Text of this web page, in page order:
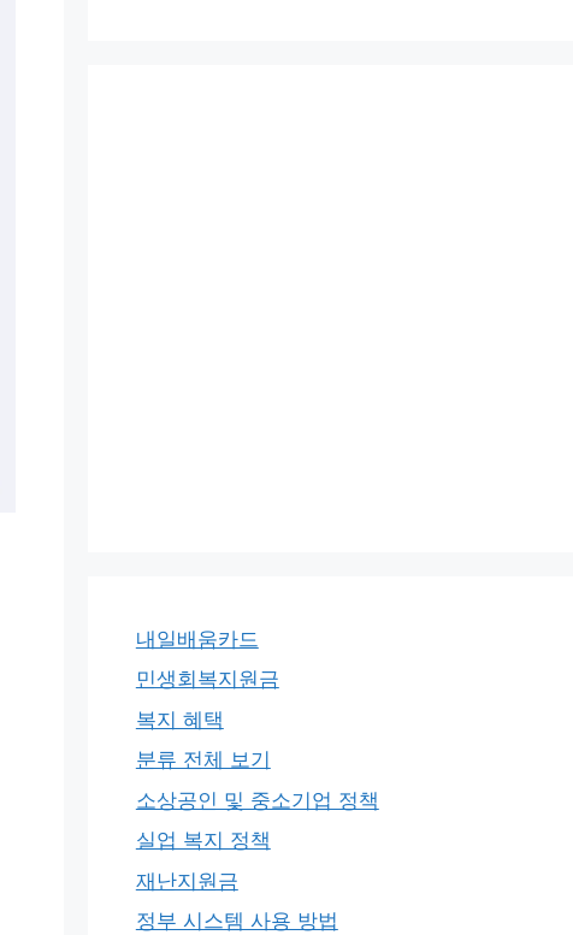
내일배움카드
민생회복지원금
복지 혜택
분류 전체 보기
소상공인 및 중소기업 정책
실업 복지 정책
재난지원금
정부 시스템 사용 방법